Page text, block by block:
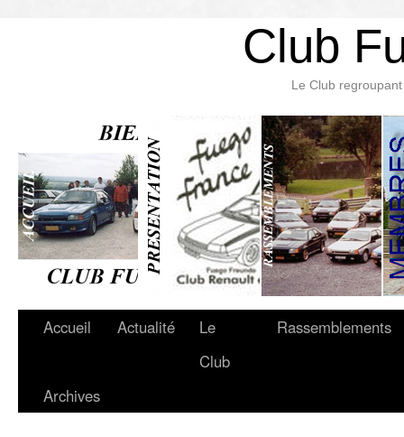
Club
Le Club
Accueil Actualité
Le
Club
Rassemblements
Archives